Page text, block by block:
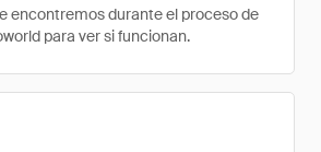
encontremos durante el proceso de
para ver si funcionan.